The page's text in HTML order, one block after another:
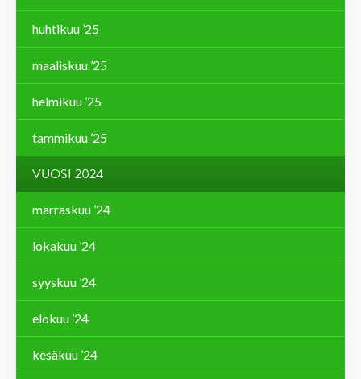
huhtikuu ’25
maaliskuu ’25
helmikuu ’25
tammikuu ’25
VUOSI 2024
marraskuu ’24
lokakuu ’24
syyskuu ’24
elokuu ’24
kesäkuu ’24